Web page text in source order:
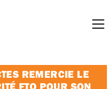
REMERCIE LE
FTQ POUR SON